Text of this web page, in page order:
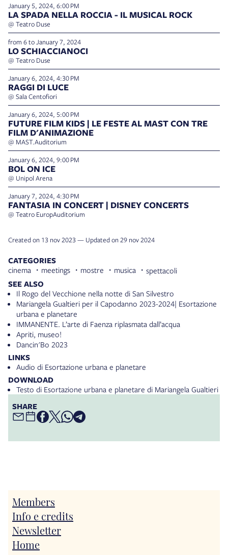
CATEGORIES
cinema meetings mostre musica spettacoli
SEE ALSO
Il Rogo del Vecchione nella notte di San Silvestro
Mariangela Gualtieri per il Capodanno 2023-2024| Esortazione
urbana e planetare
IMMANENTE. L’arte di Faenza riplasmata dall’acqua
Apriti, museo!
Dancin'Bo 2023
LINKS
Audio di Esortazione urbana e planetare
DOWNLOAD
Testo di Esortazione urbana e planetare di Mariangela Gualtieri
SHARE
January 5, 2024, 6:00 PM
LA SPADA NELLA ROCCIA - IL MUSICAL ROCK
@ Teatro Duse
from 6 to January 7, 2024
LO SCHIACCIANOCI
@ Teatro Duse
January 6, 2024, 4:30 PM
RAGGI DI LUCE
@ Sala Centofiori
January 6, 2024, 5:00 PM
FUTURE FILM KIDS | LE FESTE AL MAST CON TRE
FILM D'ANIMAZIONE
@ MAST.Auditorium
January 6, 2024, 9:00 PM
BOL ON ICE
@ Unipol Arena
January 7, 2024, 4:30 PM
FANTASIA IN CONCERT | DISNEY CONCERTS
@ Teatro EuropAuditorium
Created on 13 nov 2023 — Updated on 29 nov 2024
Members
Info e credits
Newsletter
Home